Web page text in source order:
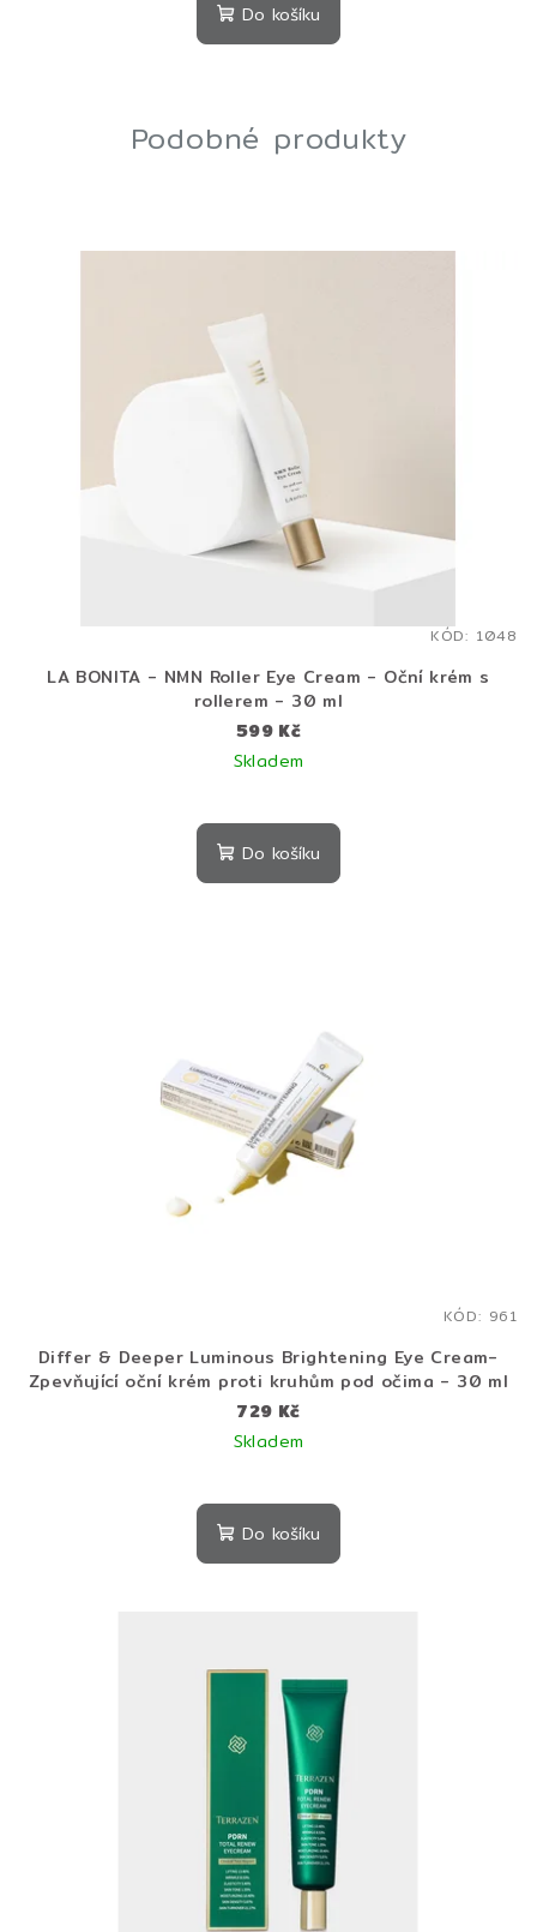
Do košíku
Podobné produkty
LA BONITA - NMN Roller Eye Cream - Oční krém s
rollerem - 30 ml
599 Kč
Skladem
Do košíku
KÓD: 1048
Differ & Deeper Luminous Brightening Eye Cream-
Zpevňující oční krém proti kruhům pod očima - 30 ml
729 Kč
Skladem
Do košíku
KÓD: 961